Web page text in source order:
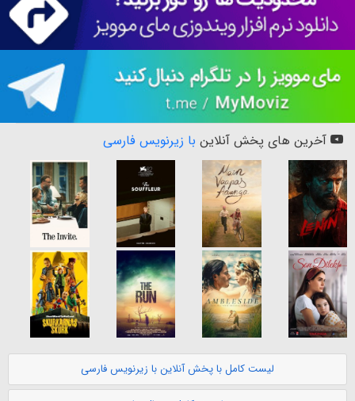
آخرین های پخش آنلاین با زیرنویس فارسی
لیست کامل با پخش آنلاین با زیرنویس فارسی